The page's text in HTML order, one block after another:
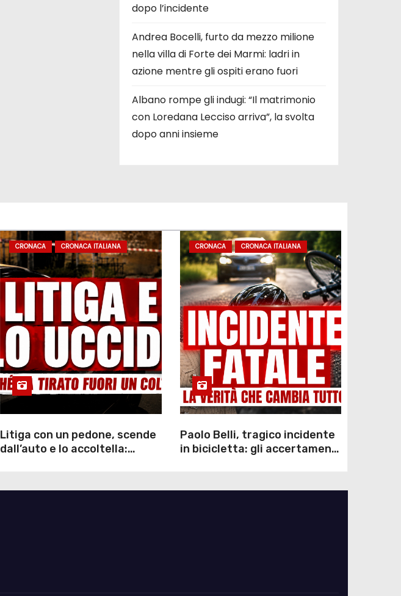
dopo l’incidente
Andrea Bocelli, furto da mezzo milione
nella villa di Forte dei Marmi: ladri in
azione mentre gli ospiti erano fuori
Albano rompe gli indugi: “Il matrimonio
con Loredana Lecciso arriva”, la svolta
dopo anni insieme
CRONACA CRONACA ITALIANA
Litiga con un pedone, scende
dall’auto e lo accoltella:
CRONACA CRONACA ITALIANA
Paolo Belli, tragico incidente
in bicicletta: gli accertamenti
chiarire